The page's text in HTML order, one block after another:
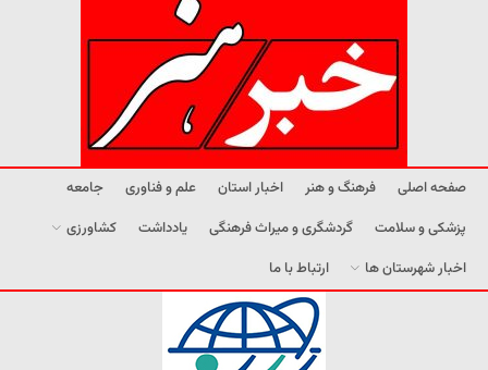
صفحه اصلی فرهنگ و هنر اخبار استان علم و فناوری
جامعه
پزشکی و سلامت
گردشگری و میراث فرهنگی یادداشت
کشاورزی
اخبار شهرستان ها
ارتباط با ما